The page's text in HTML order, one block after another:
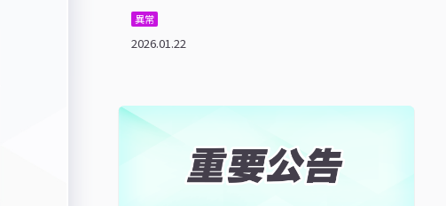
異常
2026.01.22